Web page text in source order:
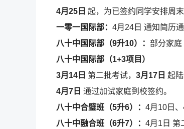
4月25日 起，为已签约同学安排周末
一零一国际部： 4月24日 通知简历
八十中国际部（9升10）： 部分家庭
八十中国际部（1+3项目）
3月14日 第二批考试， 3月17日 起陆
4月7日 通过加试家庭到校签约。
八十中合璧班（5升6）： 4月10日
八十中融合班（6升7）： 4月1日 第